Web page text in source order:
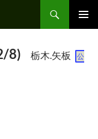
8) 栃木.矢板
公